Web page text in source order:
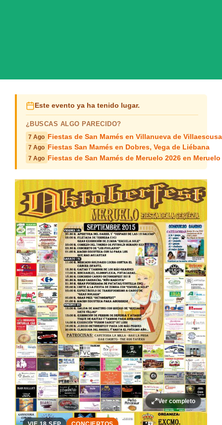
Este evento ya ha tenido lugar.
¿BUSCAS ALGO PARECIDO?
7 Ago Fiestas de San Mamés en Villanueva de
7 Ago Fiestas San Mamés en Dobres, Vega de Liébana
7 Ago Fiestas de San Mamés de Meruelo 2026 en Meruelo
Ver completo